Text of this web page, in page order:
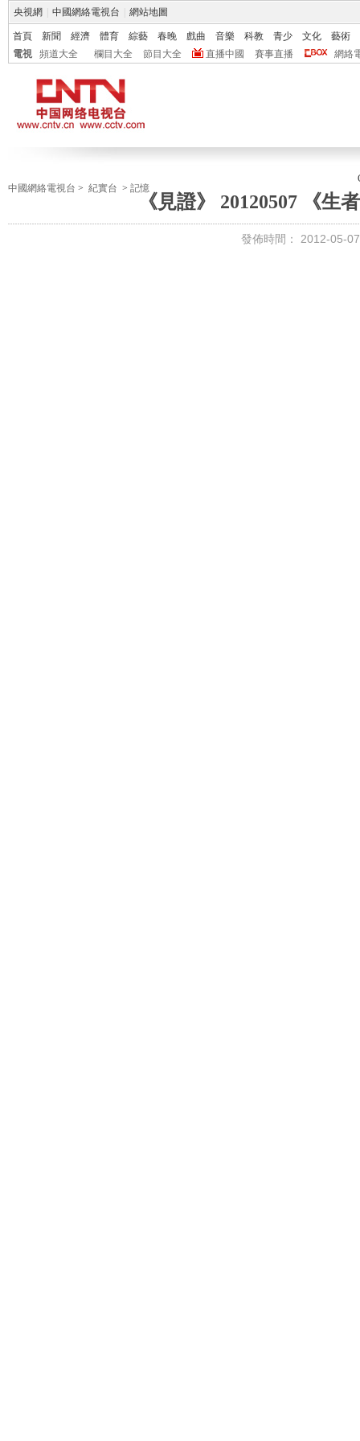
央視網 中國網絡電視台 網站地圖
首頁 新聞 經濟 體育 綜藝 春晚 戲曲 音樂 科教 青少 文化
藝術
電視
頻道大全 欄目大全 節目大全 直播中國 賽事直播 網絡
中國網絡電視台 > 紀實台 > 記憶
《見證》 20120507 《生
發佈時間： 2012-05-